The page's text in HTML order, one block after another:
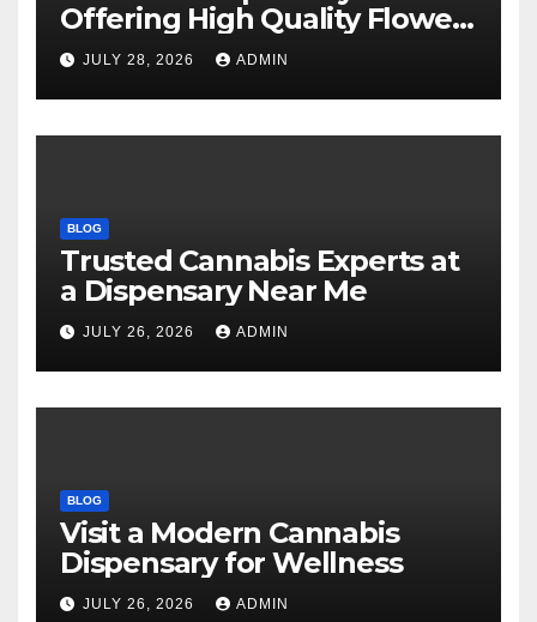
Offering High Quality Flower
Selections
JULY 28, 2026 ADMIN
BLOG
Trusted Cannabis Experts at
a Dispensary Near Me
JULY 26, 2026 ADMIN
BLOG
Visit a Modern Cannabis
Dispensary for Wellness
JULY 26, 2026 ADMIN